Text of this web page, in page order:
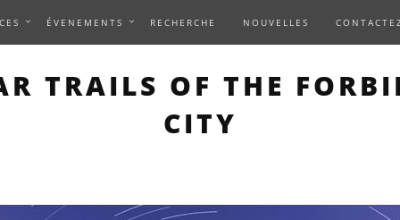
ÉVENEMENTS RECHERCHE NOUVELLES
PAGE DESCRIBES AN
TRAILS OF THE
CITY